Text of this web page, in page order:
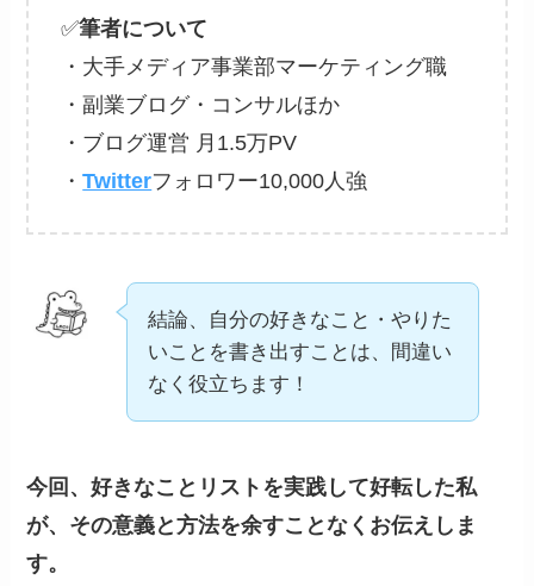
✅筆者について
・大手メディア事業部マーケティング職
・副業ブログ・コンサルほか
・ブログ運営 月1.5万PV
・Twitterフォロワー10,000人強
結論、自分の好きなこと・やりた
いことを書き出すことは、間違い
なく役立ちます！
今回、好きなことリストを実践して好転した私
が、その意義と方法を余すことなくお伝えしま
す。